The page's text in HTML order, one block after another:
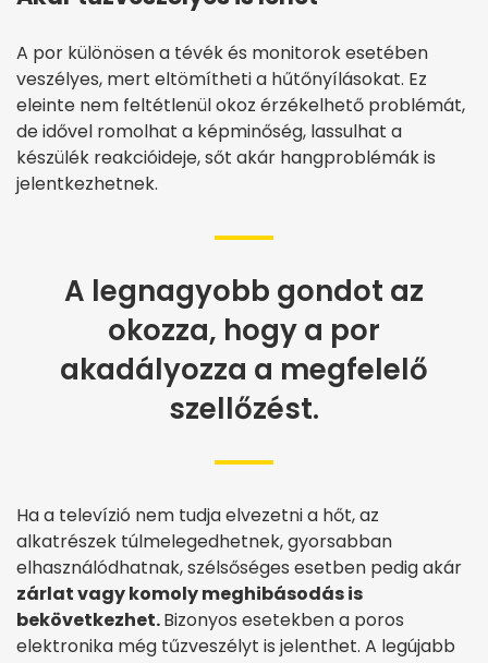
A por különösen a tévék és monitorok esetében
veszélyes, mert eltömítheti a hűtőnyílásokat. Ez
eleinte nem feltétlenül okoz érzékelhető problémát,
de idővel romolhat a képminőség, lassulhat a
készülék reakcióideje, sőt akár hangproblémák is
jelentkezhetnek.
A legnagyobb gondot az
okozza, hogy a por
akadályozza a megfelelő
szellőzést.
Ha a televízió nem tudja elvezetni a hőt, az
alkatrészek túlmelegedhetnek, gyorsabban
elhasználódhatnak, szélsőséges esetben pedig akár
zárlat vagy komoly meghibásodás is
bekövetkezhet.Bizonyos esetekben a poros
elektronika még tűzveszélyt is jelenthet. A legújabb